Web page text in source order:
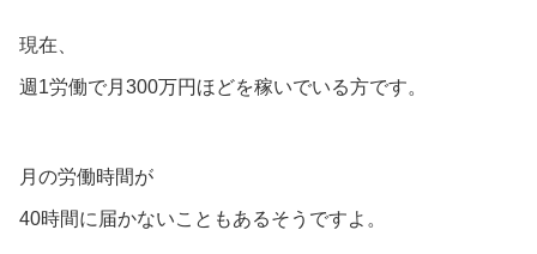
現在、
週1労働で月300万円ほどを稼いでいる方です。
月の労働時間が
40時間に届かないこともあるそうですよ。